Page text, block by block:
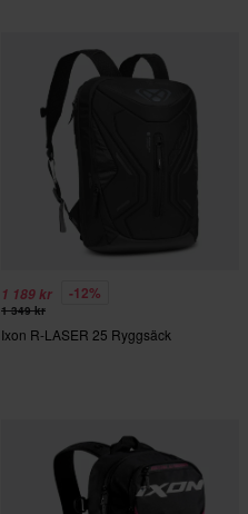
1 189 kr -12%
1 349 kr
Ixon R-LASER 25 Ryggsäck